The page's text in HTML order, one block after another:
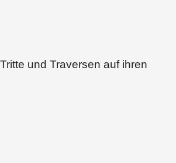
und Traversen auf ihren